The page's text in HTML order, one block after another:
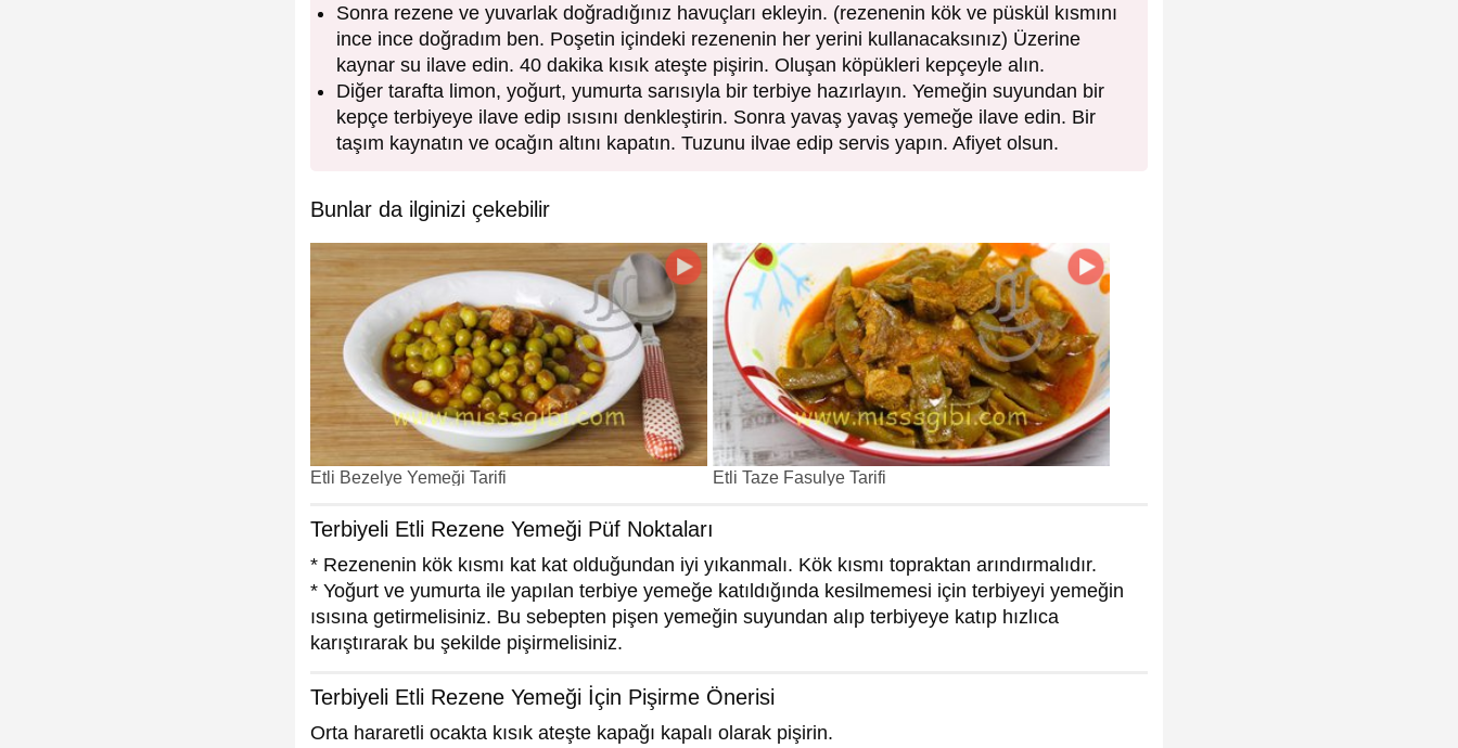
Sonra rezene ve yuvarlak doğradığınız havuçları ekleyin. (rezenenin kök ve püskül kısmını
ince ince doğradım ben. Poşetin içindeki rezenenin her yerini kullanacaksınız) Üzerine
kaynar su ilave edin. 40 dakika kısık ateşte pişirin. Oluşan köpükleri kepçeyle alın.
Diğer tarafta limon, yoğurt, yumurta sarısıyla bir terbiye hazırlayın. Yemeğin suyundan bir
kepçe terbiyeye ilave edip ısısını denkleştirin. Sonra yavaş yavaş yemeğe ilave edin. Bir
taşım kaynatın ve ocağın altını kapatın. Tuzunu ilvae edip servis yapın. Afiyet olsun.
Bunlar da ilginizi çekebilir
Etli Bezelye Yemeği Tarifi Etli Taze Fasulye Tarifi
Terbiyeli Etli Rezene Yemeği Püf Noktaları
* Rezenenin kök kısmı kat kat olduğundan iyi yıkanmalı. Kök kısmı topraktan arındırmalıdır.
* Yoğurt ve yumurta ile yapılan terbiye yemeğe katıldığında kesilmemesi için terbiyeyi yemeğin
ısısına getirmelisiniz. Bu sebepten pişen yemeğin suyundan alıp terbiyeye katıp hızlıca
karıştırarak bu şekilde pişirmelisiniz.
Terbiyeli Etli Rezene Yemeği İçin Pişirme Önerisi
Orta hararetli ocakta kısık ateşte kapağı kapalı olarak pişirin.